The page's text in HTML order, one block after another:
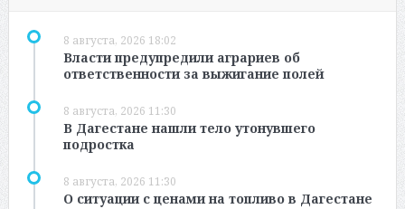
8 августа, 2026 18:02
Власти предупредили аграриев об
ответственности за выжигание полей
8 августа, 2026 11:30
В Дагестане нашли тело утонувшего
подростка
8 августа, 2026 11:30
О ситуации с ценами на топливо в Дагестане